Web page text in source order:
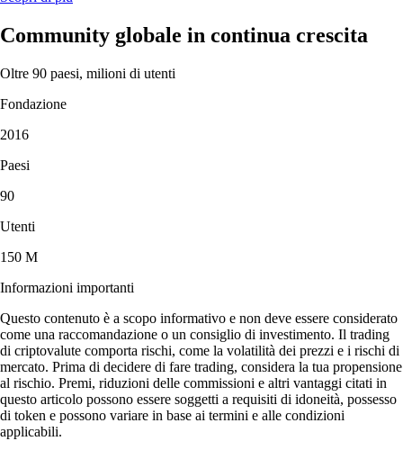
Community globale in continua crescita
Oltre 90 paesi, milioni di utenti
Fondazione
2016
Paesi
90
Utenti
150 M
Informazioni importanti
Questo contenuto è a scopo informativo e non deve essere considerato
come una raccomandazione o un consiglio di investimento. Il trading
di criptovalute comporta rischi, come la volatilità dei prezzi e i rischi di
mercato. Prima di decidere di fare trading, considera la tua propensione
al rischio. Premi, riduzioni delle commissioni e altri vantaggi citati in
questo articolo possono essere soggetti a requisiti di idoneità, possesso
di token e possono variare in base ai termini e alle condizioni
applicabili.